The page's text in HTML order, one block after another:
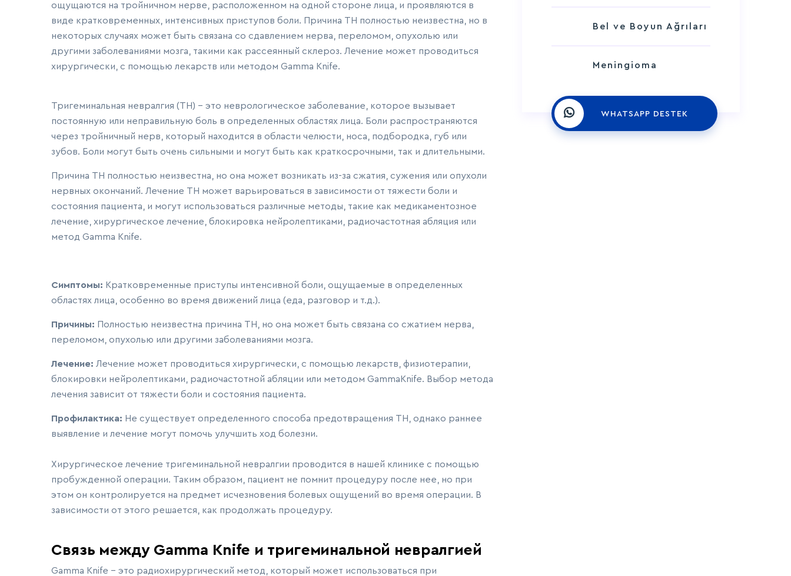
ощущаются на тройничном нерве, расположенном на одной стороне лица, и проявляются в
виде кратковременных, интенсивных приступов боли. Причина ТН полностью неизвестна, но в
некоторых случаях может быть связана со сдавлением нерва, переломом, опухолью или
другими заболеваниями мозга, такими как рассеянный склероз. Лечение может проводиться
хирургически, с помощью лекарств или методом Gamma Knife.
Тригеминальная невралгия (ТН) - это неврологическое заболевание, которое вызывает
постоянную или неправильную боль в определенных областях лица. Боли распространяются
через тройничный нерв, который находится в области челюсти, носа, подбородка, губ или
зубов. Боли могут быть очень сильными и могут быть как краткосрочными, так и длительными.
Причина ТН полностью неизвестна, но она может возникать из-за сжатия, сужения или опухоли
нервных окончаний. Лечение ТН может варьироваться в зависимости от тяжести боли и
состояния пациента, и могут использоваться различные методы, такие как медикаментозное
лечение, хирургическое лечение, блокировка нейролептиками, радиочастотная абляция или
метод Gamma Knife.
Симптомы: Кратковременные приступы интенсивной боли, ощущаемые в определенных
областях лица, особенно во время движений лица (еда, разговор и т.д.).
Причины: Полностью неизвестна причина ТН, но она может быть связана со сжатием нерва,
переломом, опухолью или другими заболеваниями мозга.
Лечение: Лечение может проводиться хирургически, с помощью лекарств, физиотерапии,
блокировки нейролептиками, радиочастотной абляции или методом GammaKnife. Выбор метода
лечения зависит от тяжести боли и состояния пациента.
Профилактика: Не существует определенного способа предотвращения ТН, однако раннее
выявление и лечение могут помочь улучшить ход болезни.
Хирургическое лечение тригеминальной невралгии проводится в нашей клинике с помощью
пробужденной операции. Таким образом, пациент не помнит процедуру после нее, но при
этом он контролируется на предмет исчезновения болевых ощущений во время операции. В
зависимости от этого решается, как продолжать процедуру.
Связь между Gamma Knife и тригеминальной невралгией
Gamma Knife - это радиохирургический метод, который может использоваться при
Bel ve Boyun Ağrıları
Meningioma
WHATSAPP DESTEK